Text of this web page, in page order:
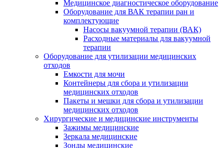
Медицинское диагностическое оборудование
Оборудование для ВАК терапии ран и
комплектующие
Насосы вакуумной терапии (ВАК)
Расходные материалы для вакуумной
терапии
Оборудование для утилизации медицинских
отходов
Емкости для мочи
Контейнеры для сбора и утилизации
медицинских отходов
Пакеты и мешки для сбора и утилизации
медицинских отходов
Хирургические и медицинские инструменты
Зажимы медицинские
Зеркала медицинские
Зонды медицинские